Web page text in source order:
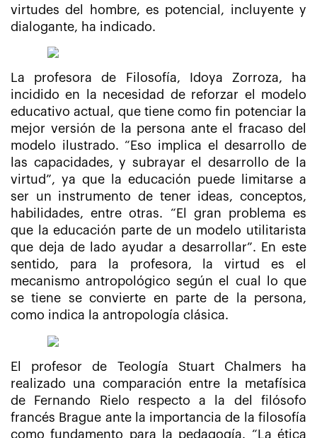
virtudes del hombre, es potencial, incluyente y
dialogante, ha indicado.
La profesora de Filosofía, Idoya Zorroza, ha
incidido en la necesidad de reforzar el modelo
educativo actual, que tiene como fin potenciar la
mejor versión de la persona ante el fracaso del
modelo ilustrado. “Eso implica el desarrollo de
las capacidades, y subrayar el desarrollo de la
virtud”, ya que la educación puede limitarse a
ser un instrumento de tener ideas, conceptos,
habilidades, entre otras. “El gran problema es
que la educación parte de un modelo utilitarista
que deja de lado ayudar a desarrollar”. En este
sentido, para la profesora, la virtud es el
mecanismo antropológico según el cual lo que
se tiene se convierte en parte de la persona,
como indica la antropología clásica.
El profesor de Teología Stuart Chalmers ha
realizado una comparación entre la metafísica
de Fernando Rielo respecto a la del filósofo
francés Brague ante la importancia de la filosofía
como fundamento para la pedagogía. “La ética